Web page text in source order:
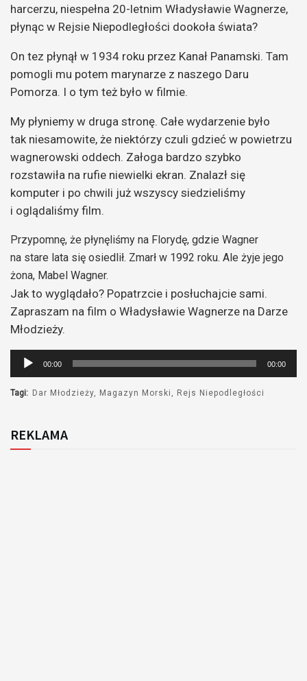
harcerzu, niespełna 20-letnim Władysławie Wagnerze,
płynąc w Rejsie Niepodległości dookoła świata?
On tez płynął w 1934 roku przez Kanał Panamski. Tam
pomogli mu potem marynarze z naszego Daru
Pomorza. I o tym też było w filmie.
My płyniemy w druga stronę. Całe wydarzenie było
tak niesamowite, że niektórzy czuli gdzieć w powietrzu
wagnerowski oddech. Załoga bardzo szybko
rozstawiła na rufie niewielki ekran. Znalazł się
komputer i po chwili już wszyscy siedzieliśmy
i oglądaliśmy film.
Przypomnę, że płynęliśmy na Florydę, gdzie Wagner
na stare lata się osiedlił. Zmarł w 1992 roku. Ale żyje jego
żona, Mabel Wagner.
Jak to wyglądało? Popatrzcie i posłuchajcie sami.
Zapraszam na film o Władysławie Wagnerze na Darze
Młodzieży.
Odtwarzacz
plików
dźwiękowych
00:00 00:00
Tagi: Dar Młodzieży Magazyn Morski Rejs Niepodległości
REKLAMA